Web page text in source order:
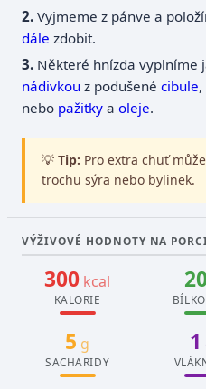
Vyjmeme z pánve a
dále zdobit.
Některé hnízda vyplníme
nádivkou z podušenécibule
nebo pažitky aoleje.
💡 Tip: Pro extra chuť
trochu sýra nebo bylinek.
VÝŽIVOVÉ HODNOTY NA
300 kcal
KALORIE
5 g
SACHARIDY
1